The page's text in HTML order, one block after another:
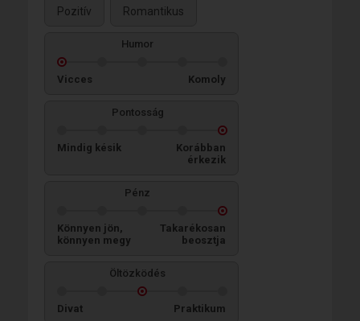
Pozitív Romantikus
Humor
Vicces Komoly
Pontosság
Mindig késik
Korábban
érkezik
Pénz
Könnyen jön,
könnyen megy
Takarékosan
beosztja
Öltözködés
Divat Praktikum